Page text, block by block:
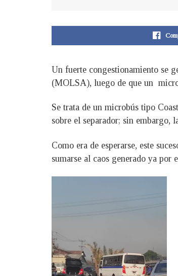
Un fuerte congestionamiento se
(MOLSA), luego de que un
Se trata de un microbús tipo
sobre el separador; sin embargo,
Como era de esperarse, este
sumarse al caos generado ya por